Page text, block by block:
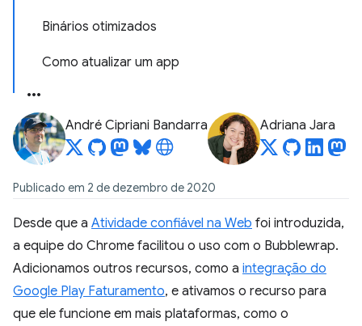
Binários otimizados
Como atualizar um app
André Cipriani Bandarra Adriana Jara
Publicado em 2 de dezembro de 2020
Desde que a Atividade confiável na Web foi introduzida,
a equipe do Chrome facilitou o uso com o Bubblewrap.
Adicionamos outros recursos, como a integração do
Google Play Faturamento, e ativamos o recurso para
que ele funcione em mais plataformas, como o